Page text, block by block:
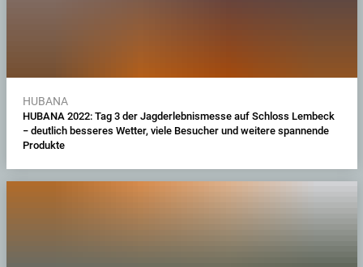
HUBANA
HUBANA 2022: Tag 3 der Jagderlebnismesse auf Schloss Lembeck
− deutlich besseres Wetter, viele Besucher und weitere spannende
Produkte